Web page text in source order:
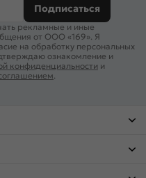
Подписаться
рекламные и иные
от ООО «169». Я
на обработку персональных
ознакомление и
конфиденциальности и
.